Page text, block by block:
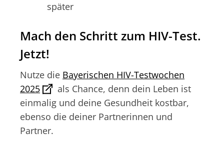
später
Mach den Schritt zum HIV-Test.
Jetzt!
Nutze die Bayerischen HIV-Testwochen
2025
als Chance, denn dein Leben ist
einmalig und deine Gesundheit kostbar,
ebenso die deiner Partnerinnen und
Partner.